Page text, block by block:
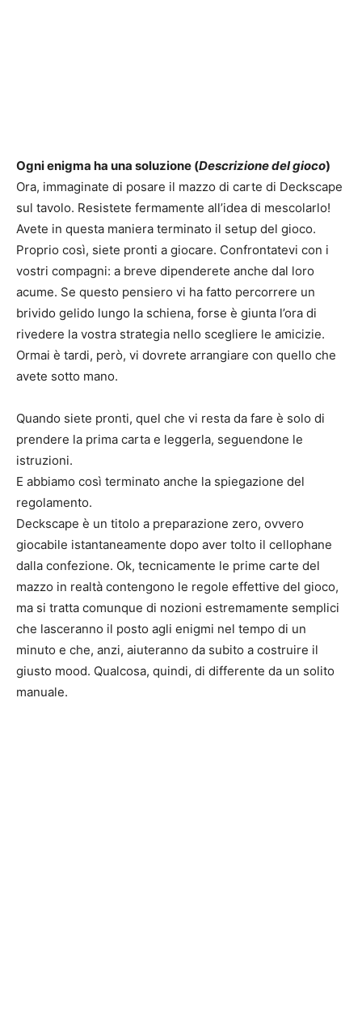
Ogni enigma ha una soluzione (Descrizione del gioco)
Ora, immaginate di posare il mazzo di carte di Deckscape
sul tavolo. Resistete fermamente all’idea di mescolarlo!
Avete in questa maniera terminato il setup del gioco.
Proprio così, siete pronti a giocare. Confrontatevi con i
vostri compagni: a breve dipenderete anche dal loro
acume. Se questo pensiero vi ha fatto percorrere un
brivido gelido lungo la schiena, forse è giunta l’ora di
rivedere la vostra strategia nello scegliere le amicizie.
Ormai è tardi, però, vi dovrete arrangiare con quello che
avete sotto mano.
Quando siete pronti, quel che vi resta da fare è solo di
prendere la prima carta e leggerla, seguendone le
istruzioni.
E abbiamo così terminato anche la spiegazione del
regolamento.
Deckscape è un titolo a preparazione zero, ovvero
giocabile istantaneamente dopo aver tolto il cellophane
dalla confezione. Ok, tecnicamente le prime carte del
mazzo in realtà contengono le regole effettive del gioco,
ma si tratta comunque di nozioni estremamente semplici
che lasceranno il posto agli enigmi nel tempo di un
minuto e che, anzi, aiuteranno da subito a costruire il
giusto mood. Qualcosa, quindi, di differente da un solito
manuale.